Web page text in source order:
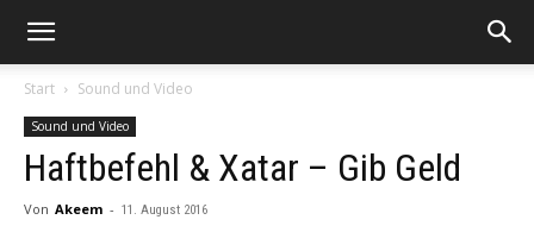
Start Sound und Video
Sound und Video
Haftbefehl & Xatar – Gib Geld
Von Akeem - 11. August 2016